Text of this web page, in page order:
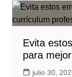
Evita
para
julio 30,